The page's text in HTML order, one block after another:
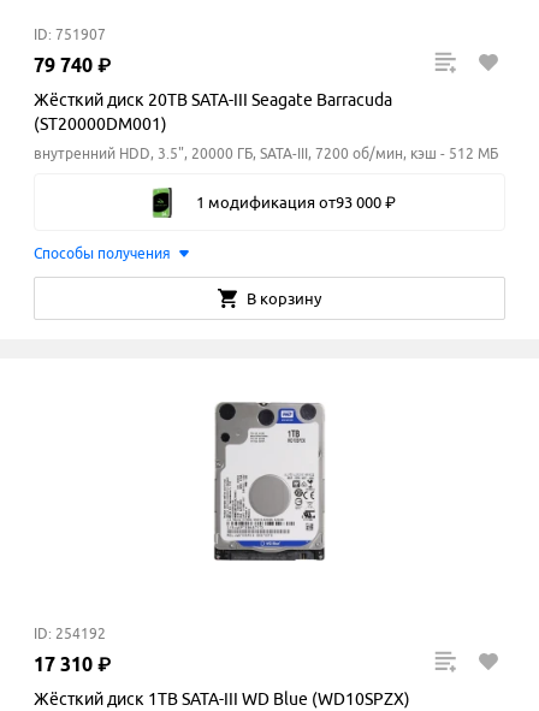
ID: 751907
79 740 ₽
Жёсткий диск 20TB SATA-III Seagate Barracuda
(ST20000DM001)
внутренний HDD, 3.5", 20000 ГБ, SATA-III, 7200 об/мин, кэш - 512 МБ
1 модификация от93 000 ₽
Способы получения
В корзину
ID: 254192
17 310 ₽
Жёсткий диск 1TB SATA-III WD Blue (WD10SPZX)